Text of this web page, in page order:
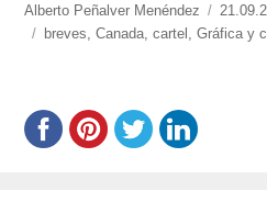
https://www.experimenta.es/author/
penalver-
Alberto Peñalver Menéndez
el
Etiquetas
breves ,Canada ,cartel ,Gráfica y